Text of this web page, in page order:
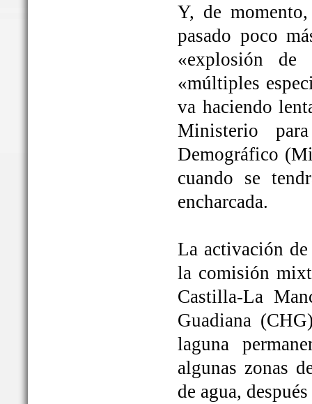
Y, de
pasado poco
«explosión
«múltiples
va haciendo
Ministerio
Demográfico
cuando se
encharcada.
La activación
la comisión
Castilla-La
Guadiana
laguna
algunas zonas
de agua,